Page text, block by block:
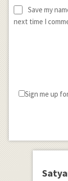
Save my
next time I
Sign me up